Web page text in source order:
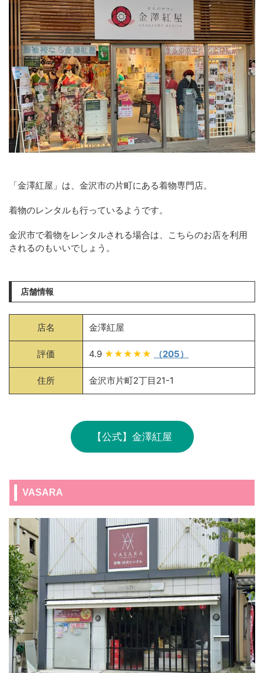
「金澤紅屋」は、金沢市の片町にある着物専門店。
着物のレンタルも行っているようです。
金沢市で着物をレンタルされる場合は、こちらのお店を利用
されるのもいいでしょう。
店舗情報
店名 金澤紅屋
評価 4.9 ★★★★★ （205）
住所 金沢市片町2丁目21-1
【公式】金澤紅屋
VASARA